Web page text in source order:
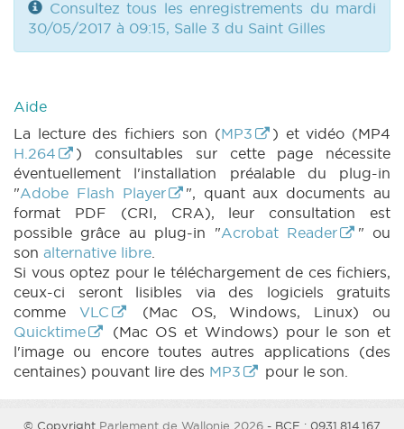
Consultez tous les enregistrements du mardi
30/05/2017 à 09:15, Salle 3 du Saint Gilles
Aide
La lecture des fichiers son (MP3
) et vidéo (MP4
H.264
) consultables sur cette page nécessite
éventuellement l'installation préalable du plug-in
"Adobe Flash Player
", quant aux documents au
format PDF (CRI, CRA), leur consultation est
possible grâce au plug-in "Acrobat Reader
" ou
son alternative libre.
Si vous optez pour le téléchargement de ces fichiers,
ceux-ci seront lisibles via des logiciels gratuits
comme VLC
(Mac OS, Windows, Linux) ou
Quicktime
(Mac OS et Windows) pour le son et
l'image ou encore toutes autres applications (des
centaines) pouvant lire des MP3 pour le son.
© Copyright Parlement de Wallonie 2026 - BCE : 0931.814.167